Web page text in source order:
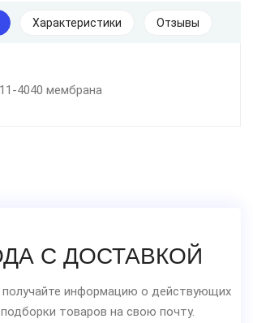
Характеристики Отзывы
4040 мембрана
С ДОСТАВКОЙ
информацию о действующих
товаров на свою почту.